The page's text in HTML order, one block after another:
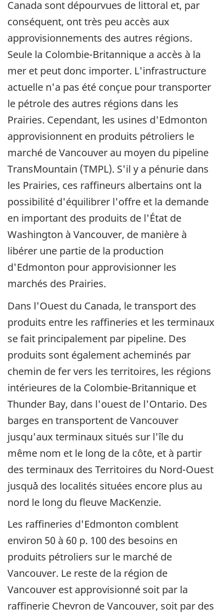
Canada sont dépourvues de littoral et, par
conséquent, ont très peu accès aux
approvisionnements des autres régions.
Seule la Colombie-Britannique a accès à la
mer et peut donc importer. L'infrastructure
actuelle n'a pas été conçue pour transporter
le pétrole des autres régions dans les
Prairies. Cependant, les usines d'Edmonton
approvisionnent en produits pétroliers le
marché de Vancouver au moyen du pipeline
TransMountain (TMPL). S'il y a pénurie dans
les Prairies, ces raffineurs albertains ont la
possibilité d'équilibrer l'offre et la demande
en important des produits de l'État de
Washington à Vancouver, de manière à
libérer une partie de la production
d'Edmonton pour approvisionner les
marchés des Prairies.
Dans l'Ouest du Canada, le transport des
produits entre les raffineries et les terminaux
se fait principalement par pipeline. Des
produits sont également acheminés par
chemin de fer vers les territoires, les régions
intérieures de la Colombie-Britannique et
Thunder Bay, dans l'ouest de l'Ontario. Des
barges en transportent de Vancouver
jusqu'aux terminaux situés sur l'île du
même nom et le long de la côte, et à partir
des terminaux des Territoires du Nord-Ouest
jusqu´à des localités situées encore plus au
nord le long du fleuve MacKenzie.
Les raffineries d'Edmonton comblent
environ 50 à 60 p. 100 des besoins en
produits pétroliers sur le marché de
Vancouver. Le reste de la région de
Vancouver est approvisionné soit par la
raffinerie Chevron de Vancouver, soit par des